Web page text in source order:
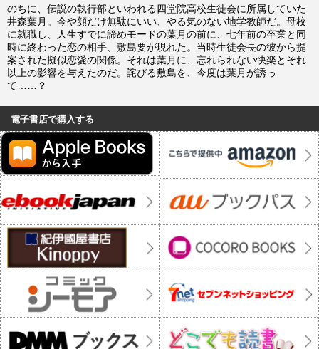
のちに、伝説の執行部といわれる四堂院高校生徒会に所属していた
井森葉月。今や顔だけ無駄にいい、やる気のない地学教師だ。母校
に就職し、人生すでに諦めモードの葉月の前に、七年前の卒業と同
時に終わった恋の相手、敷島要が現れた。当時生徒会長の彼から提
案された擬似恋愛の関係。それは葉月に、忘れられない快楽とそれ
以上の影響を与えたのだ。詫びる敷島を、今度は葉月が誘っ
て……？
電子書店で購入する